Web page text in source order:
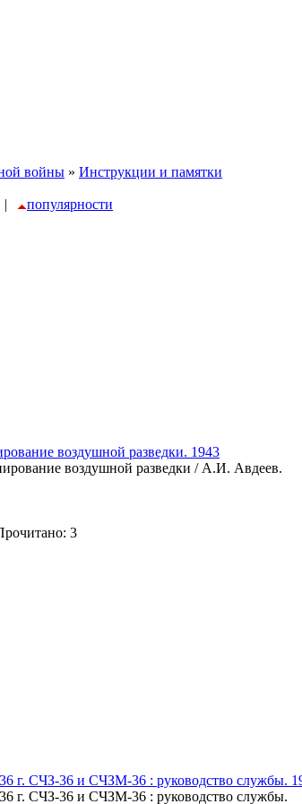
войны » Инструкции и памятки
| популярности
воздушной разведки. 1943
воздушной разведки / А.И. Авдеев.
3
г. СЧЗ-36 и СЧЗМ-36 : руководство службы.
г. СЧЗ-36 и СЧЗМ-36 : руководство службы.